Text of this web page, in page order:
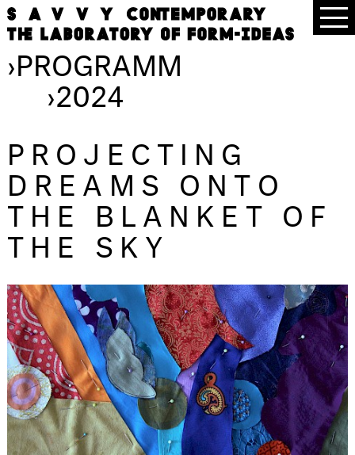
›PROGRAMM
›2024
PROJECTING
DREAMS ONTO
THE BLANKET OF
THE SKY